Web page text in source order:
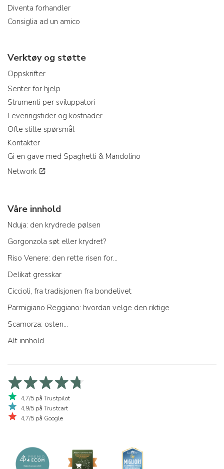
Diventa forhandler
Consiglia ad un amico
Verktøy og støtte
Oppskrifter
Senter for hjelp
Strumenti per sviluppatori
Leveringstider og kostnader
Ofte stilte spørsmål
Kontakter
Gi en gave med Spaghetti & Mandolino
Network
Våre innhold
Nduja: den krydrede pølsen
Gorgonzola søt eller krydret?
Riso Venere: den rette risen for...
Delikat gresskar
Ciccioli, fra tradisjonen fra bondelivet
Parmigiano Reggiano: hvordan velge den riktige
Scamorza: osten...
Alt innhold
4,7/5 på Trustpilot
4,9/5 på Trustcart
4,7/5 på Google